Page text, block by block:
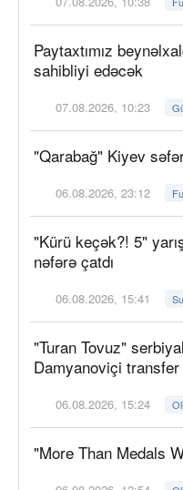
Paytaxtımız
sahibliyi edəcək
07.08.2026, 10:23
"Qarabağ" Kiyev
06.08.2026, 23:12
"Kürü keçək?! 5"
nəfərə çatdı
06.08.2026, 15:41
"Turan Tovuz"
Damyanoviçi
06.08.2026, 15:24
"More Than Medals